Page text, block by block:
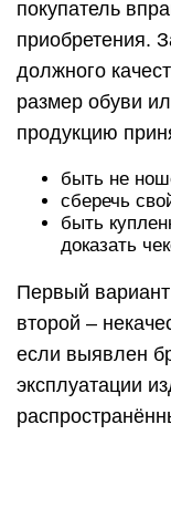
эксплуатации
разрыв и
кривые швы,
сход краски.
В случае
правило «14
свои
до того как
продукции. Для
https://